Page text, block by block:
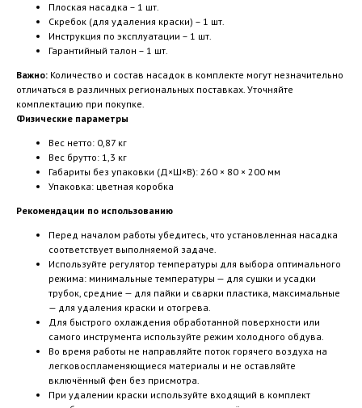
Плоская насадка – 1 шт.
Скребок (для удаления краски) – 1 шт.
Инструкция по эксплуатации – 1 шт.
Гарантийный талон – 1 шт.
Важно: Количество и состав насадок в комплекте могут незначительно
отличаться в различных региональных поставках. Уточняйте
комплектацию при покупке.
Физические параметры
Вес нетто: 0,87 кг
Вес брутто: 1,3 кг
Габариты без упаковки (Д×Ш×В): 260 × 80 × 200 мм
Упаковка: цветная коробка
Рекомендации по использованию
Перед началом работы убедитесь, что установленная насадка
соответствует выполняемой задаче.
Используйте регулятор температуры для выбора оптимального
режима: минимальные температуры — для сушки и усадки
трубок, средние — для пайки и сварки пластика, максимальные
— для удаления краски и отогрева.
Для быстрого охлаждения обработанной поверхности или
самого инструмента используйте режим холодного обдува.
Во время работы не направляйте поток горячего воздуха на
легковоспламеняющиеся материалы и не оставляйте
включённый фен без присмотра.
При удалении краски используйте входящий в комплект